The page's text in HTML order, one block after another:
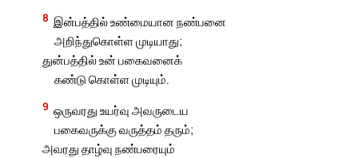
8 இன்பத்தில் உண்மையான நண்பனை
அறிந்துகொள்ள முடியாது;
துன்பத்தில் உன் பகைவனைக்
கண்டு கொள்ள முடியும்.
9 ஒருவரது உயர்வு அவருடைய
பகைவருக்கு வருத்தம் தரும்;
அவரது தாழ்வு நண்பரையும்